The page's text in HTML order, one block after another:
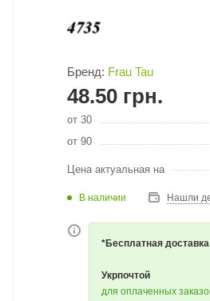
Бренд: Frau Tau
48.50 грн.
от 30
от 90
Цена актуальная на
В наличии Нашли
*Бесплатная доставка
Укрпочтой
для оплаченных